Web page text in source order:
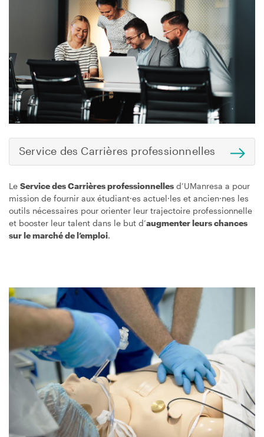
Service des Carrières professionnelles
Le Service des Carrières professionnelles d’UManresa a pour
mission de fournir aux étudiant·es actuel·les et ancien·nes les
outils nécessaires pour orienter leur trajectoire professionnelle
et booster leur talent dans le but d’augmenter leurs chances
sur le marché de l’emploi.
Image